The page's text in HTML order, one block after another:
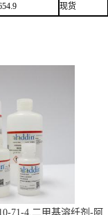
现货
71-4,二甲基溶纤剂-阿